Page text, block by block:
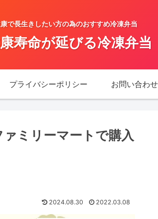
で長生きしたい方の為のおすすめ冷凍弁当
寿命が延びる冷凍弁当
プライバシーポリシー お問い合わせ
ミリーマートで購入
2024.08.30 2022.03.08